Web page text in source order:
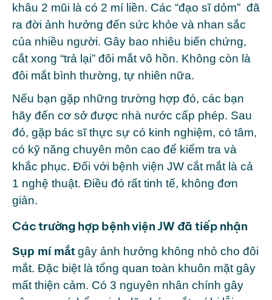
khâu 2 mũi là có 2 mí liền. Các “đạo sĩ dỏm” đã
ra đời ảnh hưởng đến sức khỏe và nhan sắc
của nhiều người. Gây bao nhiêu biến chứng,
cắt xong “trả lại” đôi mắt vô hồn. Không còn là
đôi mắt bình thường, tự nhiên nữa.
Nếu bạn gặp những trường hợp đó, các bạn
hãy đến cơ sở được nhà nước cấp phép. Sau
đó, gặp bác sĩ thực sự có kinh nghiệm, có tâm,
có kỹ năng chuyên môn cao để kiểm tra và
khắc phục. Đối với bệnh viện JW cắt mắt là cả
1 nghệ thuật. Điều đó rất tinh tế, không đơn
giản.
Các trường hợp bệnh viện JW đã tiếp nhận
Sụp mí mắt gây ảnh hưởng không nhỏ cho đôi
mắt. Đặc biệt là tổng quan toàn khuôn mặt gây
mất thiện cảm. Có 3 nguyên nhân chính gây